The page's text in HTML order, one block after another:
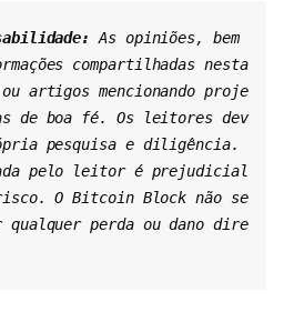
As opiniões, bem
compartilhadas nesta
artigos mencionando proje
de boa fé. Os leitores dev
pesquisa e diligência.
pelo leitor é prejudicial
O Bitcoin Block não se
qualquer perda ou dano dire